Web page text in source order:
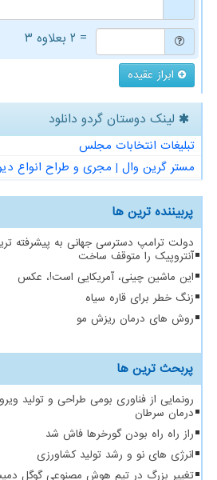
= ۲ بعلاوه ۳
ابراز عقیده
لینک دوستان گردو دانلود
تبلیغات انتخابات مجلس
مستر گرین وال | مجری و طراح انواع
پربیننده ترین ها
دولت ترامپ دسترسی جهانی به پیشرفته
آنتروپیک را متوقف ساخت
این ماشین چینی، آمریکایی است!، عکس
زنگ خطر برای قاره سیاه
روش های درمان ریزش مو
پربحث ترین ها
رونمایی از فناوری بومی طراحی و تولید
درمان سرطان
راز راه راه بودن گورخرها فاش شد
انرژی های نو و رشد تولید کشاورزی
تغییر بزرگ در تیم هوش مصنوعی گوگل